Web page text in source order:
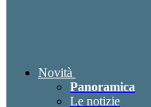
Novità
Panoramica
Le notizie